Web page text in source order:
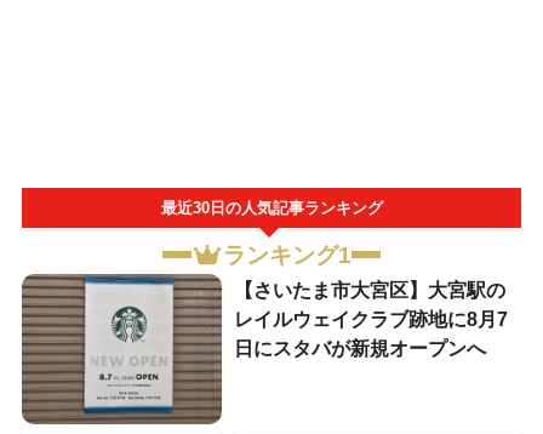
最近30日の人気記事ランキング
ランキング1
【さいたま市大宮区】大宮駅の
レイルウェイクラブ跡地に8月7
日にスタバが新規オープンへ